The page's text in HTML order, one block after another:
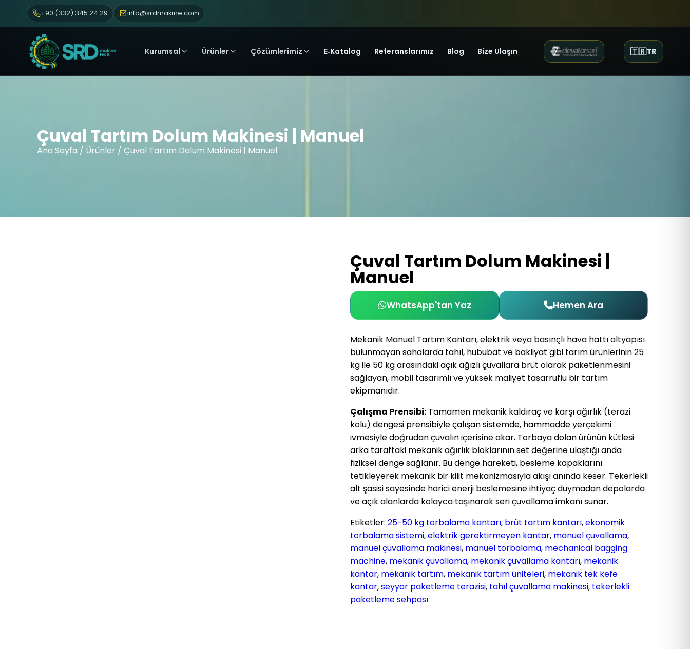
+90 (332) 345 24 29 info@srdmakine.com
Kurumsal Ürünler Çözümlerimiz E‑Katalog Referanslarımız Blog Bize Ulaşın 🇹🇷TR
Çuval Tartım Dolum Makinesi | Manuel
Ana Sayfa / Ürünler / Çuval Tartım Dolum Makinesi | Manuel
Çuval Tartım Dolum Makinesi |
Manuel
WhatsApp'tan Yaz Hemen Ara
Mekanik Manuel Tartım Kantarı, elektrik veya basınçlı hava hattı altyapısı
bulunmayan sahalarda tahıl, hububat ve bakliyat gibi tarım ürünlerinin 25
kg ile 50 kg arasındaki açık ağızlı çuvallara brüt olarak paketlenmesini
sağlayan, mobil tasarımlı ve yüksek maliyet tasarruflu bir tartım
ekipmanıdır.
Çalışma Prensibi: Tamamen mekanik kaldıraç ve karşı ağırlık (terazi
kolu) dengesi prensibiyle çalışan sistemde, hammadde yerçekimi
ivmesiyle doğrudan çuvalın içerisine akar. Torbaya dolan ürünün kütlesi
arka taraftaki mekanik ağırlık bloklarının set değerine ulaştığı anda
fiziksel denge sağlanır. Bu denge hareketi, besleme kapaklarını
tetikleyerek mekanik bir kilit mekanizmasıyla akışı anında keser. Tekerlekli
alt şasisi sayesinde harici enerji beslemesine ihtiyaç duymadan depolarda
ve açık alanlarda kolayca taşınarak seri çuvallama imkanı sunar.
Etiketler: 25-50 kg torbalama kantarı, brüt tartım kantarı,ekonomik
torbalama sistemi,elektrik gerektirmeyen kantar, manuel çuvallama,
manuel çuvallama makinesi, manuel torbalama, mechanical bagging
machine, mekanik çuvallama, mekanik çuvallama kantarı, mekanik
kantar, mekanik tartım, mekanik tartım üniteleri, mekanik tek kefe
kantar,seyyar paketleme terazisi, tahıl çuvallama makinesi, tekerlekli
paketleme sehpası